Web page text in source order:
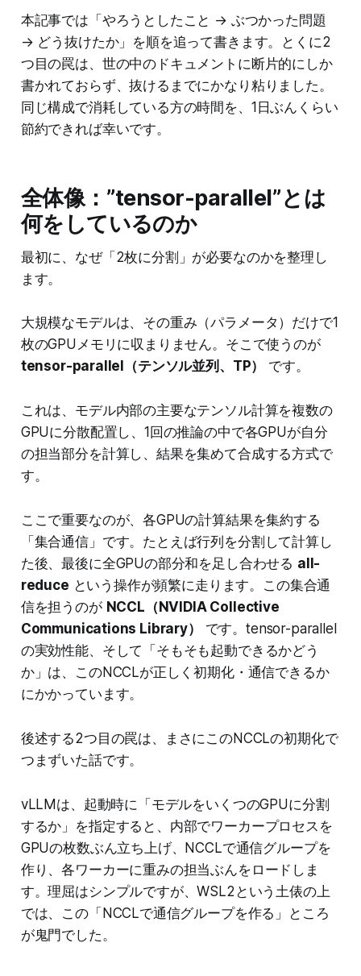
本記事では「やろうとしたこと → ぶつかった問題
→ どう抜けたか」を順を追って書きます。とくに2
つ目の罠は、世の中のドキュメントに断片的にしか
書かれておらず、抜けるまでにかなり粘りました。
同じ構成で消耗している方の時間を、1日ぶんくらい
節約できれば幸いです。
全体像：”tensor-parallel”とは
何をしているのか
最初に、なぜ「2枚に分割」が必要なのかを整理し
ます。
大規模なモデルは、その重み（パラメータ）だけで1
枚のGPUメモリに収まりません。そこで使うのが
tensor-parallel（テンソル並列、TP）
です。
これは、モデル内部の主要なテンソル計算を複数の
GPUに分散配置し、1回の推論の中で各GPUが自分
の担当部分を計算し、結果を集めて合成する方式で
す。
ここで重要なのが、各GPUの計算結果を集約する
「集合通信」です。たとえば行列を分割して計算し
た後、最後に全GPUの部分和を足し合わせる all-
reduce という操作が頻繁に走ります。この集合通
信を担うのが NCCL（NVIDIA Collective
Communications Library）
です。tensor-parallel
の実効性能、そして「そもそも起動できるかどう
か」は、このNCCLが正しく初期化・通信できるか
にかかっています。
後述する2つ目の罠は、まさにこのNCCLの初期化で
つまずいた話です。
vLLMは、起動時に「モデルをいくつのGPUに分割
するか」を指定すると、内部でワーカープロセスを
GPUの枚数ぶん立ち上げ、NCCLで通信グループを
作り、各ワーカーに重みの担当ぶんをロードしま
す。理屈はシンプルですが、WSL2という土俵の上
では、この「NCCLで通信グループを作る」ところ
が鬼門でした。